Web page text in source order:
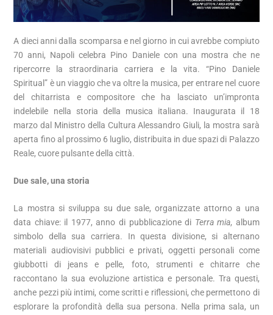
A dieci anni dalla scomparsa e nel giorno in cui avrebbe compiuto
70 anni, Napoli celebra Pino Daniele con una mostra che ne
ripercorre la straordinaria carriera e la vita. “Pino Daniele
Spiritual” è un viaggio che va oltre la musica, per entrare nel cuore
del chitarrista e compositore che ha lasciato un’impronta
indelebile nella storia della musica italiana. Inaugurata il 18
marzo dal Ministro della Cultura Alessandro Giuli, la mostra sarà
aperta fino al prossimo 6 luglio, distribuita in due spazi di Palazzo
Reale, cuore pulsante della città.
Due sale, una storia
La mostra si sviluppa su due sale, organizzate attorno a una
data chiave: il 1977, anno di pubblicazione di Terra mia, album
simbolo della sua carriera. In questa divisione, si alternano
materiali audiovisivi pubblici e privati, oggetti personali come
giubbotti di jeans e pelle, foto, strumenti e chitarre che
raccontano la sua evoluzione artistica e personale. Tra questi,
anche pezzi più intimi, come scritti e riflessioni, che permettono di
esplorare la profondità della sua persona. Nella prima sala, un